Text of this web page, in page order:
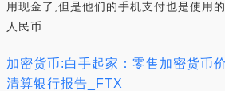
用现金了,但是他们的手机支付也是使用
人民币.
加密货币:白手起家：零售加密货币
清算银行报告_FTX